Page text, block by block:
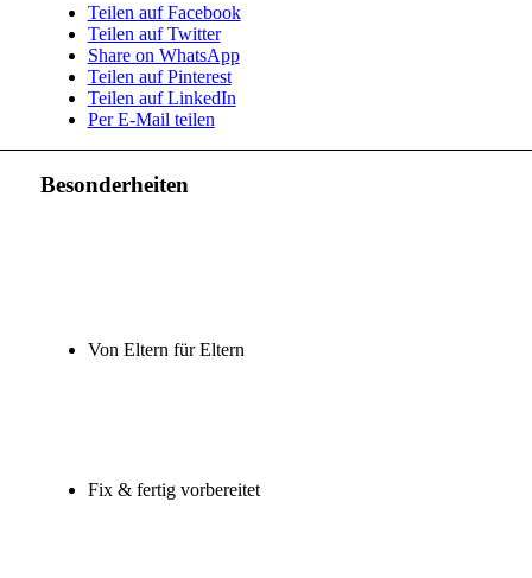
Teilen auf Facebook
Teilen auf Twitter
Share on WhatsApp
Teilen auf Pinterest
Teilen auf LinkedIn
Per E-Mail teilen
Besonderheiten
Von Eltern für Eltern
Fix & fertig vorbereitet